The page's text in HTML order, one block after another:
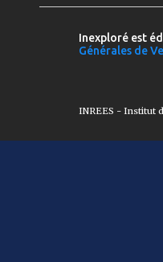
Inexploré est
Générales de
INREES - Institut